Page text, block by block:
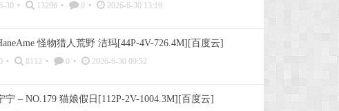
30 • 13296 • 0 • 2026-6-30 13:19
怪物猎人荒野 洁玛[44P-4V-726.4M][百度云]
• 8112 • 0 • 2026-6-30 09:52
宁 – NO.179 猫娘假日[112P-2V-1004.3M][百度云]